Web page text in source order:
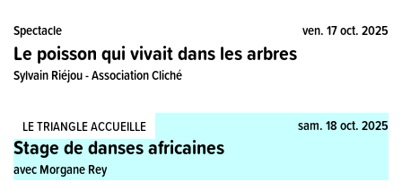
Spectacle ven. 17 oct. 2025
Le poisson qui vivait dans les arbres
Sylvain Riéjou - Association Cliché
LE TRIANGLE ACCUEILLE
Stage, Pratique sam. 18 oct. 2025
Stage de danses africaines
avec Morgane Rey